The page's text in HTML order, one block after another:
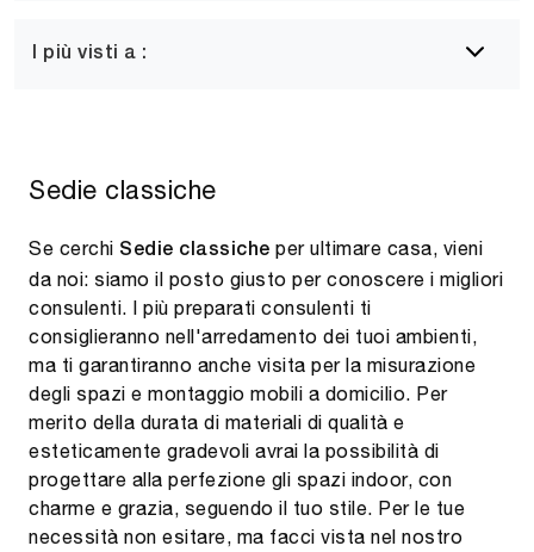
I più visti a :
Sedie classiche
Se cerchi Sedie classiche per ultimare casa, vieni
da noi: siamo il posto giusto per conoscere i migliori
consulenti. I più preparati consulenti ti
consiglieranno nell'arredamento dei tuoi ambienti,
ma ti garantiranno anche visita per la misurazione
degli spazi e montaggio mobili a domicilio. Per
merito della durata di materiali di qualità e
esteticamente gradevoli avrai la possibilità di
progettare alla perfezione gli spazi indoor, con
charme e grazia, seguendo il tuo stile. Per le tue
necessità non esitare, ma facci vista nel nostro